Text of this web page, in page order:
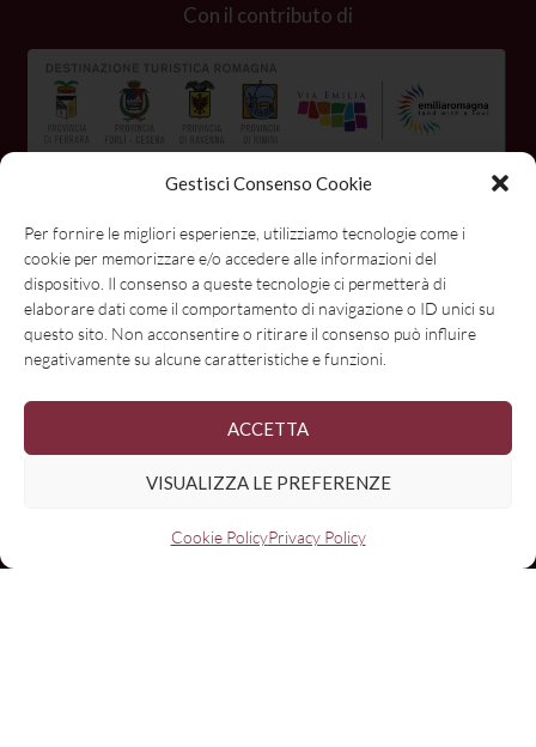
Gestisci Consenso Cookie
Per fornire le migliori esperienze, utilizziamo tecnologie come i
cookie per memorizzare e/o accedere alle informazioni del
dispositivo. Il consenso a queste tecnologie ci permetterà di
elaborare dati come il comportamento di navigazione o ID unici su
questo sito. Non acconsentire o ritirare il consenso può influire
negativamente su alcune caratteristiche e funzioni.
ACCETTA
VISUALIZZA LE PREFERENZE
Cookie PolicyPrivacy Policy
Con il contributo di